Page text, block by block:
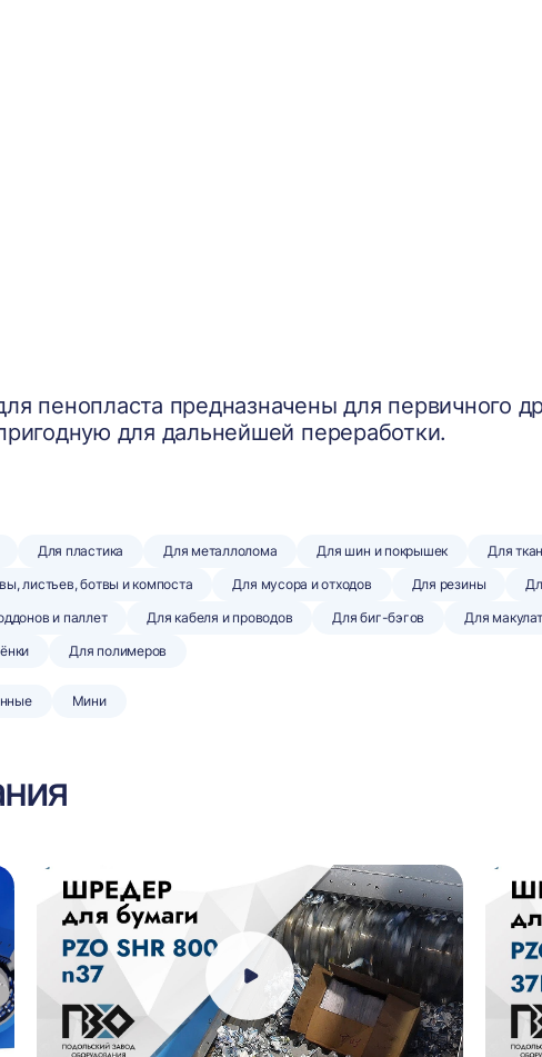
пенопласта предназначены для первичного
для дальнейшей переработки.
Для пластика Для металлолома Для шин и покрышек Для
листьев, ботвы и компоста Для мусора и отходов Для резины
и паллет Для кабеля и проводов Для биг-бэгов Для
Для полимеров
Мини